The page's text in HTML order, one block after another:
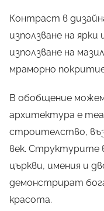
Контраст в
използване на
използване на
мраморно
В обобщение
архитектура е
строителство,
век. Структурите
църкви, имения и
демонстрират
красота.